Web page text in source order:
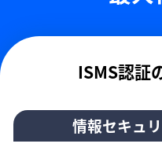
ISMS認証
情報セキュ